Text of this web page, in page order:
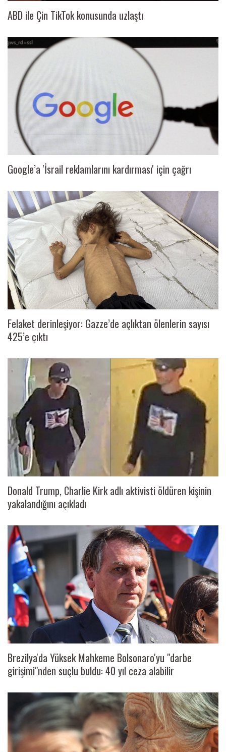
ABD ile Çin TikTok konusunda uzlaştı
Google’a 'İsrail reklamlarını kardırması' için çağrı
Felaket derinleşiyor: Gazze’de açlıktan ölenlerin sayısı
425’e çıktı
Donald Trump, Charlie Kirk adlı aktivisti öldüren kişinin
yakalandığını açıkladı
Brezilya'da Yüksek Mahkeme Bolsonaro'yu "darbe
girişimi"nden suçlu buldu: 40 yıl ceza alabilir